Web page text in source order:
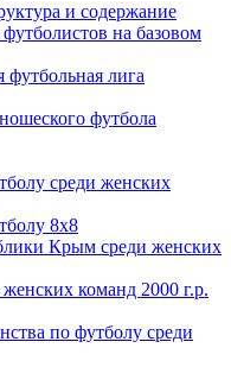
и содержание
на базовом
лига
футбола
среди женских
8х8
Крым среди женских
команд 2000 г.р.
по футболу среди